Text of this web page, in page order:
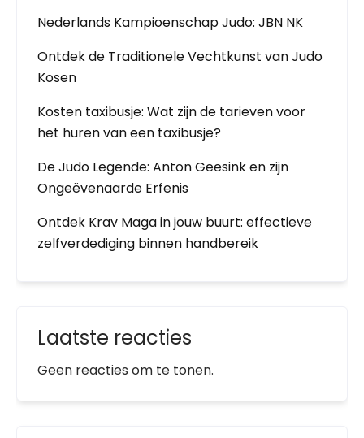
Nederlands Kampioenschap Judo: JBN NK
Ontdek de Traditionele Vechtkunst van Judo
Kosen
Kosten taxibusje: Wat zijn de tarieven voor
het huren van een taxibusje?
De Judo Legende: Anton Geesink en zijn
Ongeëvenaarde Erfenis
Ontdek Krav Maga in jouw buurt: effectieve
zelfverdediging binnen handbereik
Laatste reacties
Geen reacties om te tonen.